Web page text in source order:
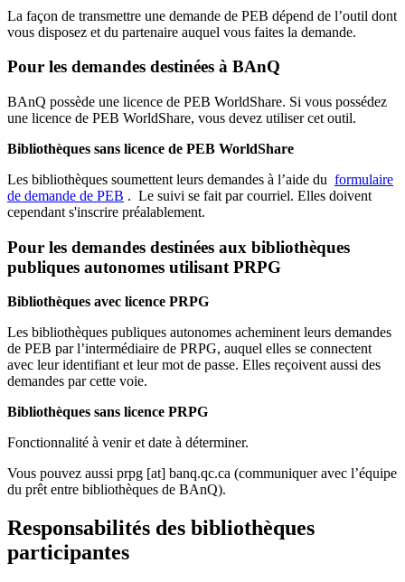
La façon de transmettre une demande de PEB dépend de l’outil dont
vous disposez et du partenaire auquel vous faites la demande.
Pour les demandes destinées à BAnQ
BAnQ possède une licence de PEB WorldShare. Si vous possédez
une licence de PEB WorldShare, vous devez utiliser cet outil.
Bibliothèques sans licence de PEB WorldShare
Les bibliothèques soumettent leurs demandes à l’aide du formulaire
de demande de PEB . Le suivi se fait par courriel. Elles doivent
cependant s'inscrire préalablement.
Pour les demandes destinées aux bibliothèques
publiques autonomes utilisant PRPG
Bibliothèques avec licence PRPG
Les bibliothèques publiques autonomes acheminent leurs demandes
de PEB par l’intermédiaire de PRPG, auquel elles se connectent
avec leur identifiant et leur mot de passe. Elles reçoivent aussi des
demandes par cette voie.
Bibliothèques sans licence PRPG
Fonctionnalité à venir et date à déterminer.
Vous pouvez aussi prpg [at] banq.qc.ca (communiquer avec l’équipe
du prêt entre bibliothèques de BAnQ).
Responsabilités des bibliothèques
participantes